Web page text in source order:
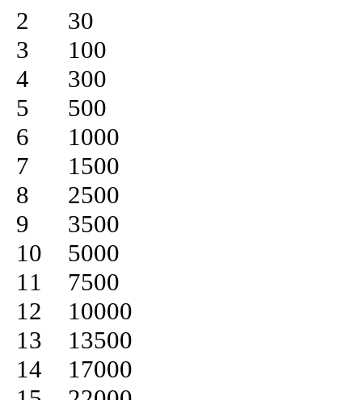
2	30
3	100
4	300
5	500
6	1000
7	1500
8	2500
9	3500
10	5000
11	7500
12	10000
13	13500
14	17000